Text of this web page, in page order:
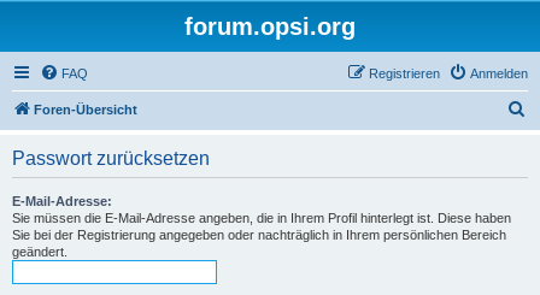
forum.opsi.org
FAQ Anmelden
Registrieren
Foren-Übersicht
Passwort zurücksetzen
E-Mail-Adresse:
Sie müssen die E-Mail-Adresse angeben, die in Ihrem Profil hinterlegt ist. Diese haben
Sie bei der Registrierung angegeben oder nachträglich in Ihrem persönlichen Bereich
geändert.